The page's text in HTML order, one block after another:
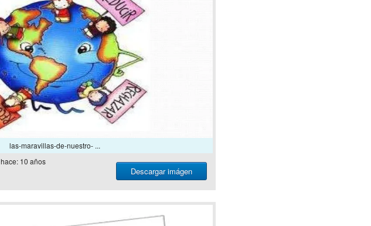
las-maravillas-de-nuestro- ...
Descargar imágen
hace: 10 años